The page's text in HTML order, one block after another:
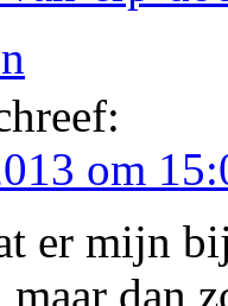
om
er mijn
dan